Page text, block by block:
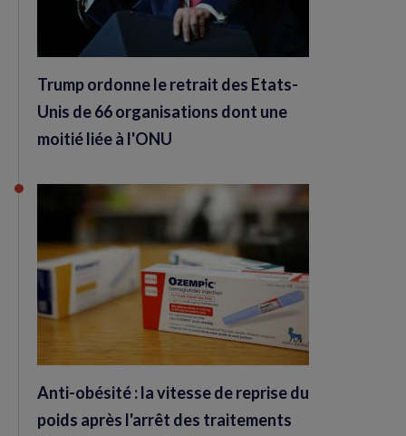
Trump ordonne le retrait des Etats-
Unis de 66 organisations dont une
moitié liée à l'ONU
Anti-obésité : la vitesse de reprise du
poids après l'arrêt des traitements